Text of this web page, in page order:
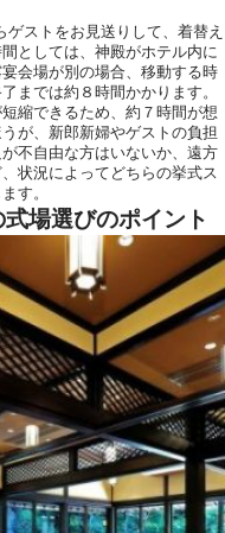
ストをお見送りして、着替え
としては、神殿がホテル内に
会場が別の場合、移動する時
までは約８時間かかります。
縮できるため、約７時間が想
が、新郎新婦やゲストの負担
不自由な方はいないか、遠方
状況によってどちらの挙式ス
す。
場選びのポイント